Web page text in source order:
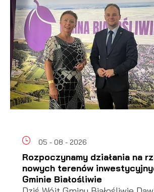
05 - 08 - 2026
Rozpoczynamy działania na
nowych terenów
Gminie Białośliwie